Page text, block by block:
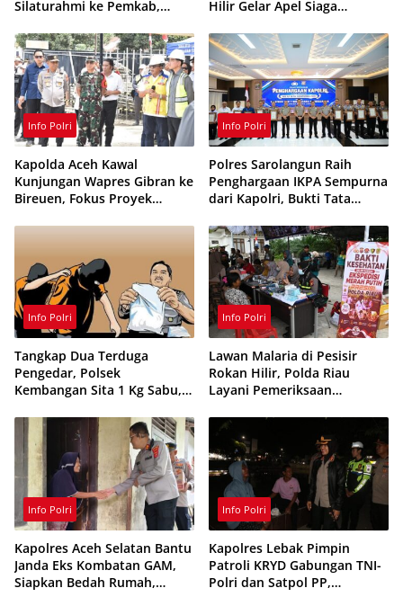
Silaturahmi ke Pemkab,
Hilir Gelar Apel Siaga
Sinergi Cegah Kebakaran
Info Polri
Kapolda Aceh Kawal
Kunjungan Wapres Gibran ke
Bireuen, Fokus Proyek
Info Polri
Polres Sarolangun Raih
Penghargaan IKPA Sempurna
dari Kapolri, Bukti Tata
Berintegritas
Info Polri
Tangkap Dua Terduga
Pengedar, Polsek
Kembangan Sita 1 Kg Sabu,
Ribu Butir Obat Keras
Info Polri
Lawan Malaria di Pesisir
Rokan Hilir, Polda Riau
Layani Pemeriksaan
Info Polri
Kapolres Aceh Selatan Bantu
Janda Eks Kombatan GAM,
Siapkan Bedah Rumah,
Info Polri
Kapolres Lebak Pimpin
Patroli KRYD Gabungan TNI-
Polri dan Satpol PP,